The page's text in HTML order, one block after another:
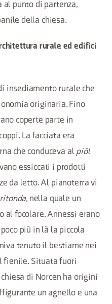
al punto di partenza,
della chiesa.
rurale ed edifici
insediamento rurale che
originaria. Fino
coperte parte in
La facciata era
che conduceva al piól
essiccati i prodotti
da letto. Al pianoterra vi
ritonda, nella quale un
al focolare. Annessi erano
più in là la piccola
tenuto il bestiame nei
fienile. Situata fuori
di Norcen ha origini
un agnello e una